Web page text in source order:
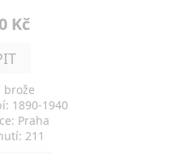
Kč
brože
1890-1940
Praha
211